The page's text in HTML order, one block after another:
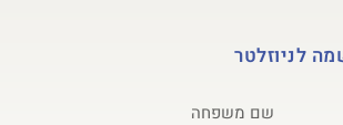
לניוזלטר